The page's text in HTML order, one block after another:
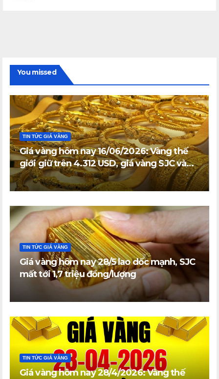
You missed
TIN TỨC GIÁ VÀNG
Giá vàng hôm nay 16/06/2026: Vàng thế
giới giữ trên 4.312 USD, giá vàng SJC và
vàng nhẫn trong nước đi ngang
TIN TỨC GIÁ VÀNG
Giá vàng hôm nay 28/5 lao dốc mạnh, SJC
mất tới 1,7 triệu đồng/lượng
TIN TỨC GIÁ VÀNG
Giá vàng hôm nay 28/4/2026: Vàng thế